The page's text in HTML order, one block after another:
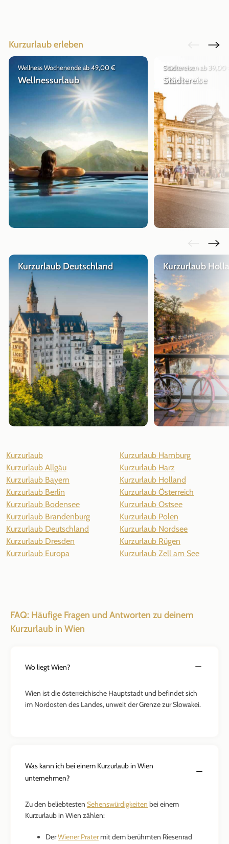
Kurzurlaub erleben
Wellness Wochenende ab 49,00 €
Wellnessurlaub
Städtereisen ab 39,00
Städtereise
Kurzurlaub Deutschland Kurzurlaub
Kurzurlaub
Kurzurlaub Allgäu
Kurzurlaub Bayern
Kurzurlaub Berlin
Kurzurlaub Bodensee
Kurzurlaub Brandenburg
Kurzurlaub Deutschland
Kurzurlaub Dresden
Kurzurlaub Europa
Kurzurlaub Hamburg
Kurzurlaub Harz
Kurzurlaub Holland
Kurzurlaub Österreich
Kurzurlaub Ostsee
Kurzurlaub Polen
Kurzurlaub Nordsee
Kurzurlaub Rügen
Kurzurlaub Zell am See
FAQ: Häufige Fragen und Antworten zu deinem
Kurzurlaub in Wien
Wo liegt Wien?
Wien ist die österreichische Hauptstadt und befindet sich
im Nordosten des Landes, unweit der Grenze zur Slowakei.
Was kann ich bei einem Kurzurlaub in Wien
unternehmen?
Zu den beliebtesten Sehenswürdigkeiten bei einem
Kurzurlaub in Wien zählen:
DerWiener Pratermit dem berühmten Riesenrad